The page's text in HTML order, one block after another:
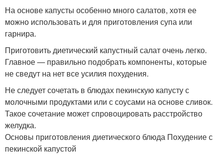
На основе капусты особенно много салатов, хотя ее
можно использовать и для приготовления супа или
гарнира.
Приготовить диетический капустный салат очень легко.
Главное — правильно подобрать компоненты, которые
не сведут на нет все усилия похудения.
Не следует сочетать в блюдах пекинскую капусту с
молочными продуктами или с соусами на основе сливок.
Такое сочетание может спровоцировать расстройство
желудка.
Основы приготовления диетического блюда Похудение с
пекинской капустой